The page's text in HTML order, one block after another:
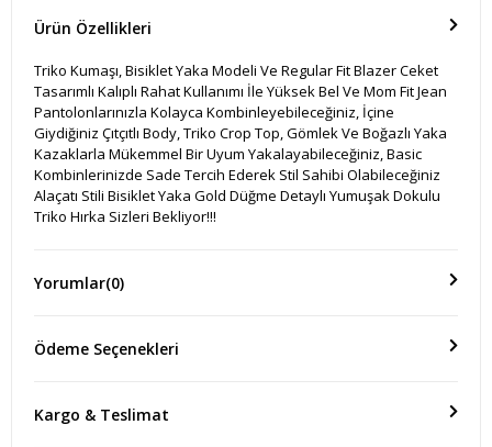
Ürün Özellikleri
Triko Kumaşı, Bisiklet Yaka Modeli Ve Regular Fit Blazer Ceket
Tasarımlı Kalıplı Rahat Kullanımı İle Yüksek Bel Ve Mom Fit Jean
Pantolonlarınızla Kolayca Kombinleyebileceğiniz, İçine
Giydiğiniz Çıtçıtlı Body, Triko Crop Top, Gömlek Ve Boğazlı Yaka
Kazaklarla Mükemmel Bir Uyum Yakalayabileceğiniz, Basic
Kombinlerinizde Sade Tercih Ederek Stil Sahibi Olabileceğiniz
Alaçatı Stili Bisiklet Yaka Gold Düğme Detaylı Yumuşak Dokulu
Triko Hırka Sizleri Bekliyor!!!
Yorumlar(0)
Ödeme Seçenekleri
Kargo & Teslimat